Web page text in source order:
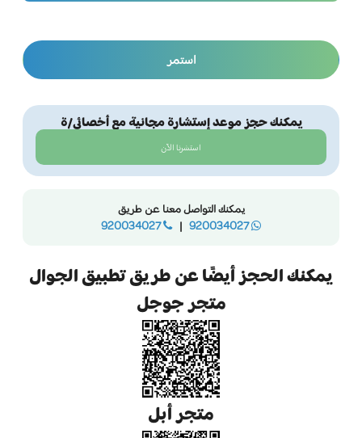
يمكنك حجز موعد إستشارة مجانية مع أخصائي/ة
استشرنا الآن
يمكنك التواصل معنا عن طريق
920034027
|
920034027
يمكنك الحجز أيضًا عن طريق تطبيق الجوال
متجر جوجل
متجر أبل